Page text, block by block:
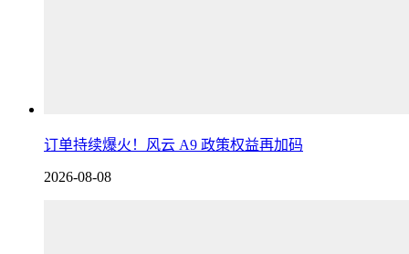
订单持续爆火！风云 A9 政策权益再加码
2026-08-08